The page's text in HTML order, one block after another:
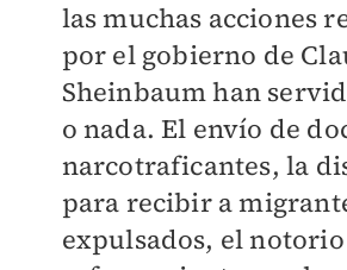
las muchas acciones
por el gobierno de
Sheinbaum han
o nada. El envío de
narcotraficantes, la
para recibir a
expulsados, el notorio